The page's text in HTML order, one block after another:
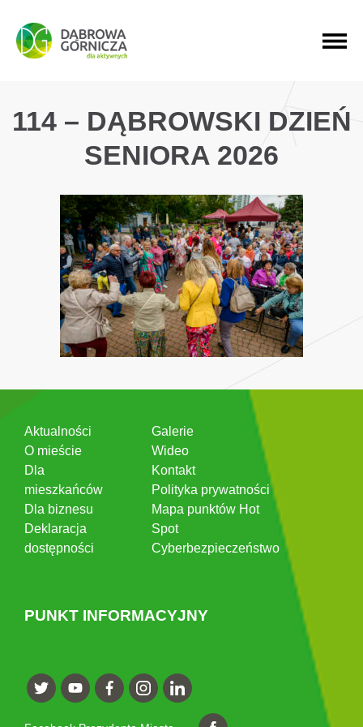
PRZEJDŹ DO MENU GŁÓWNEGO
PRZEJDŹ DO WYSZUKIWARKI
PRZEJDŹ DO TREŚCI
114 – DĄBROWSKI DZIEŃ
SENIORA 2026
Aktualności
O mieście
Dla
mieszkańców
Dla biznesu
Deklaracja
dostępności
Galerie
Wideo
Kontakt
Polityka prywatności
Mapa punktów Hot
Spot
Cyberbezpieczeństwo
PUNKT INFORMACYJNY